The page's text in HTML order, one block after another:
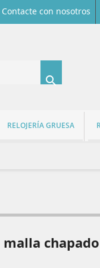
Contacte con nosotros

RELOJERÍA GRUESA
chapado